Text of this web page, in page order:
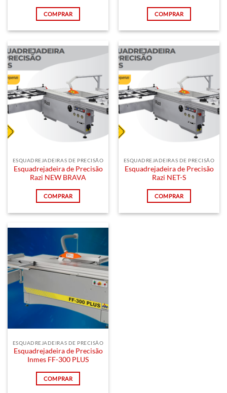
COMPRAR COMPRAR
ESQUADREJADEIRAS DE PRECISÃO
Esquadrejadeira de Precisão
Razi NEW BRAVA
COMPRAR
ESQUADREJADEIRAS DE PRECISÃO
Esquadrejadeira de Precisão
Razi NET-S
COMPRAR
ESQUADREJADEIRAS DE PRECISÃO
Esquadrejadeira de Precisão
Inmes FF-300 PLUS
COMPRAR